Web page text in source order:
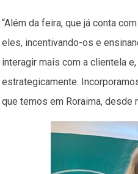
“Além da feira, que já conta
eles, incentivando-os e
interagir mais com a clientela
estrategicamente.
que temos em Roraima, desde